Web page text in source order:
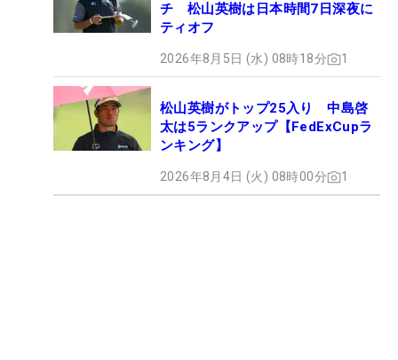
チ 松山英樹は日本時間7日深夜に
ティオフ
2026年8月5日 (水) 08時18分 1
松山英樹がトップ25入り 中島啓
太は5ランクアップ【FedExCupラ
ンキング】
2026年8月4日 (火) 08時00分 1